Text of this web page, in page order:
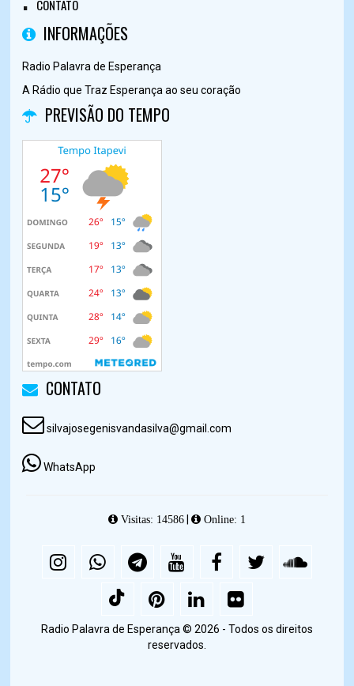
CONTATO
INFORMAÇÕES
Radio Palavra de Esperança
A Rádio que Traz Esperança ao seu coração
PREVISÃO DO TEMPO
CONTATO
silvajosegenisvandasilva@gmail.com
WhatsApp
Visitas: 14586| Online: 1
Radio Palavra de Esperança © 2026 - Todos os direitos
reservados.